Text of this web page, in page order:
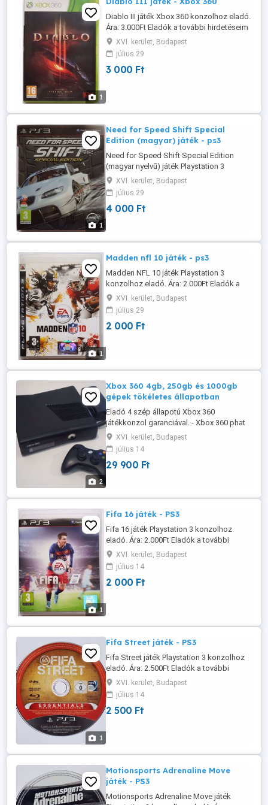
1
Diablo III játék Xbox 360 konzolhoz eladó.
Ára: 3.000Ft Eladók a további hirdetéseim
alatt szereplő játékok is. Több vásárlása
esetén minden továbbiból 500Ft
kedvezmény. Személyes átvétel Budapest
XVI-ik kerület, Örs Vezér tértől nem
XVI. kerület, Budapest
július 29
3 000 Ft
1
Need for Speed Shift Special
Edition (magyar) játék - ps3
Need for Speed Shift Special Edition
(magyar nyelvű) játék Playstation 3
konzolhoz eladó. Ára: 4.000Ft Eladók a
további hirdetéseim alatt szereplő játékok
is. Több vásárlása esetén minden
továbbiból 500Ft kedvezmény. Személyes
XVI. kerület, Budapest
július 29
4 000 Ft
1
Madden nfl 10 játék - ps3
Madden NFL 10 játék Playstation 3
konzolhoz eladó. Ára: 2.000Ft Eladók a
további hirdetéseim alatt szereplő játékok
is. Több vásárlása esetén minden
továbbiból 500Ft kedvezmény. Személyes
átvétel Budapest XVI-ik kerület, Örs Vezér
XVI. kerület, Budapest
július 29
2 000 Ft
2
Xbox 360 4gb, 250gb és 1000gb
gépek tökéletes állapotban
Eladó 4 szép állapotú Xbox 360
játékkonzol garanciával. - Xbox 360 phat
készülék, tápegységgel, kontrollerrel,
hdmi kábellel. Ára: 29.900Ft - 4gb flashelt
slim készülék, 8db játékkal,
tápegységgel, kontrollerrel, hdmi kábellel.
XVI. kerület, Budapest
július 14
29 900 Ft
1
Fifa 16 játék - PS3
Fifa 16 játék Playstation 3 konzolhoz
eladó. Ára: 2.000Ft Eladók a további
hirdetéseim alatt szereplő játékok is.
Több vásárlása esetén minden továbbiból
500Ft kedvezmény. Személyes átvétel
Budapest XVI-ik kerület, Örs Vezér tértől
XVI. kerület, Budapest
július 14
2 000 Ft
1
Fifa Street játék - PS3
Fifa Street játék Playstation 3 konzolhoz
eladó. Ára: 2.500Ft Eladók a további
hirdetéseim alatt szereplő játékok is.
Több vásárlása esetén minden továbbiból
500Ft kedvezmény. Személyes átvétel
Budapest XVI-ik kerületben az Örs Vezér
XVI. kerület, Budapest
július 14
2 500 Ft
Motionsports Adrenaline Move
játék - PS3
Motionsports Adrenaline Move játék